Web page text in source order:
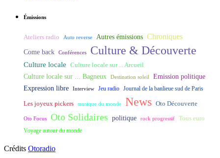
Émissions
Ateliers radio Auto reverse Autres émissions Chroniques
Come back Conférences Culture & Découverte
Culture locale Culture locale sur ... Arcueil
Culture locale sur ... Bagneux Destination soleil Emission politique
Expression libre Interview Jeu radio Journal de la banlieue sud de Paris
Les joyeux pickers musique du monde News Oto Découverte
Oto Focus Oto Solidaires politique rock progressif Tous euro
Voyage autour du monde
Crédits Otoradio